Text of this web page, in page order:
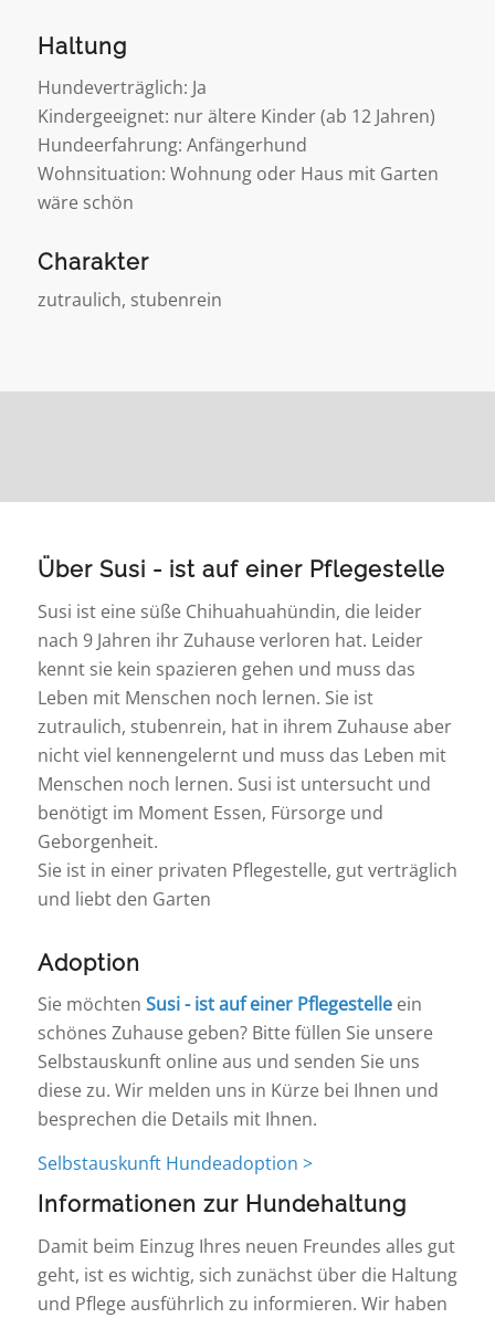
Haltung
Hundeverträglich: Ja
Kindergeeignet: nur ältere Kinder (ab 12 Jahren)
Hundeerfahrung: Anfängerhund
Wohnsituation: Wohnung oder Haus mit Garten
wäre schön
Charakter
zutraulich, stubenrein
Über Susi - ist auf einer Pflegestelle
Susi ist eine süße Chihuahuahündin, die leider
nach 9 Jahren ihr Zuhause verloren hat. Leider
kennt sie kein spazieren gehen und muss das
Leben mit Menschen noch lernen. Sie ist
zutraulich, stubenrein, hat in ihrem Zuhause aber
nicht viel kennengelernt und muss das Leben mit
Menschen noch lernen. Susi ist untersucht und
benötigt im Moment Essen, Fürsorge und
Geborgenheit.
Sie ist in einer privaten Pflegestelle, gut verträglich
und liebt den Garten
Adoption
Sie möchten Susi - ist auf einer Pflegestelleein
schönes Zuhause geben? Bitte füllen Sie unsere
Selbstauskunft online aus und senden Sie uns
diese zu. Wir melden uns in Kürze bei Ihnen und
besprechen die Details mit Ihnen.
Selbstauskunft Hundeadoption >
Informationen zur Hundehaltung
Damit beim Einzug Ihres neuen Freundes alles gut
geht, ist es wichtig, sich zunächst über die Haltung
und Pflege ausführlich zu informieren. Wir haben